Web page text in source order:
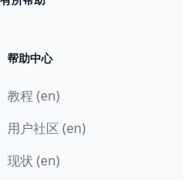
帮助中心
教程 (en)
用户社区 (en)
现状 (en)